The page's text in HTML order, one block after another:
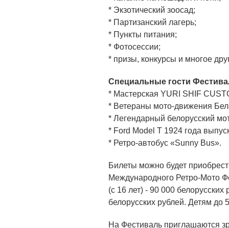
* Экзотический зоосад;
* Партизанский лагерь;
* Пункты питания;
* Фотосессии;
* призы, конкурсы и многое
Специальные гости
* Мастерская YURI SHIF
* Ветераны мото-движения
* Легендарный белорусский
* Ford Model T 1924 года
* Ретро-автобус «Sunny Bus».
Билеты можно будет
Международного Ретро-Мото
(с 16 лет) - 90 000 белорусских
белорусских рублей. Детям
На Фестиваль приглашаются